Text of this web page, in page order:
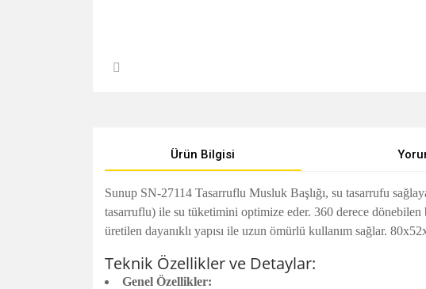
Ürün Bilgisi
Sunup SN-27114 Tasarruflu Musluk Başlığı, su tasarrufu
tasarruflu) ile su tüketimini optimize eder. 360 derece dönebilen
üretilen dayanıklı yapısı ile uzun ömürlü kullanım sağlar.
Teknik Özellikler ve Detaylar:
Genel Özellikler: